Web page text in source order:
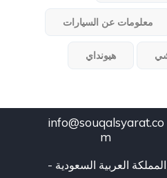
معلومات عن السيارات
هيونداي
info@souqalsyarat.co
m